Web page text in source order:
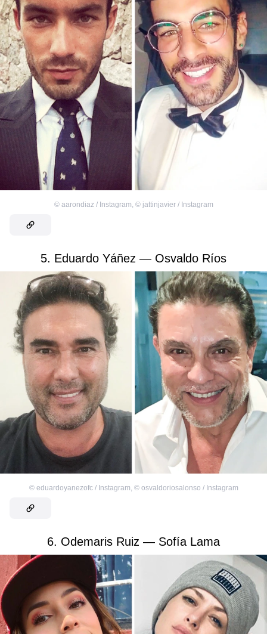
© aarondiaz / Instagram, © jattinjavier / Instagram
5. Eduardo Yáñez — Osvaldo Ríos
© eduardoyanezofc / Instagram, © osvaldoriosalonso / Instagram
6. Odemaris Ruiz — Sofía Lama